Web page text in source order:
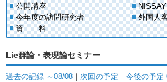
公開講座
今年度の訪問研究者
外国人
資 料
Lie群論・表現論セミナー
過去の記録 ～08/08 ｜ 次回の予定 ｜ 今後の予定